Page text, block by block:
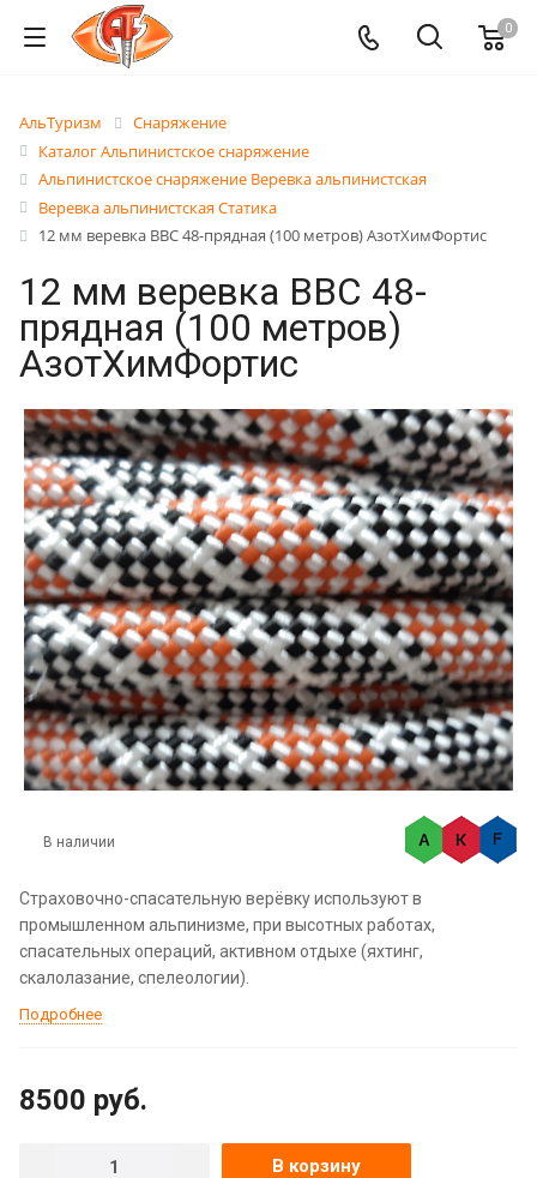
0
АльТуризм
Снаряжение
Каталог Альпинистское снаряжение
Альпинистское снаряжение Веревка альпинистская
Веревка альпинистская Статика
12 мм веревка ВВС 48-прядная (100 метров) АзотХимФортис
12 мм веревка ВВС 48-
прядная (100 метров)
АзотХимФортис
В наличии
Страховочно-спасательную верёвку используют в
промышленном альпинизме, при высотных работах,
спасательных операций, активном отдыхе (яхтинг,
скалолазание, спелеологии).
Подробнее
8500 руб.
В корзину